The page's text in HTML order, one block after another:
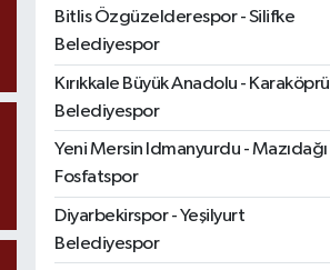
Bitlis Özgüzelderespor - Silifke
Belediyespor
Kırıkkale Büyük Anadolu - Karaköprü
Belediyespor
Yeni Mersin Idmanyurdu - Mazıdağı
Fosfatspor
Diyarbekirspor - Yeşilyurt
Belediyespor